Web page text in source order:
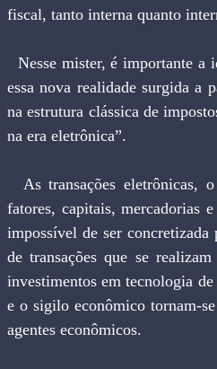
fiscal, tanto interna quanto
essa nova realidade surgida a
na estrutura clássica de
na era eletrônica”.
fatores, capitais, mercadorias
impossível de ser
de transações que se
investimentos em tecnologia
e o sigilo econômico tornam-
agentes econômicos.